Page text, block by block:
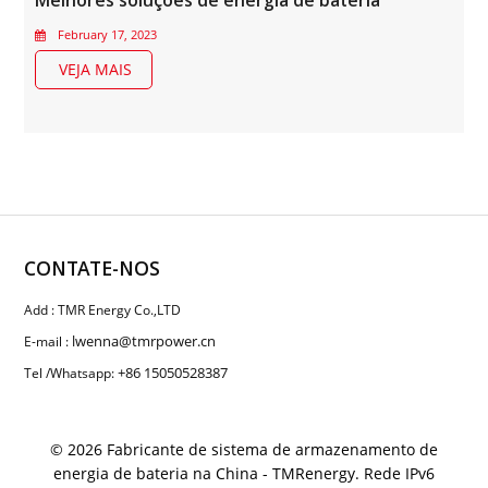
February 17, 2023
VEJA MAIS
CONTATE-NOS
Add : TMR Energy Co.,LTD
E-mail : lwenna@tmrpower.cn
Tel /Whatsapp:+86 15050528387
© 2026 Fabricante de sistema de armazenamento de
energia de bateria na China - TMRenergy. Rede IPv6